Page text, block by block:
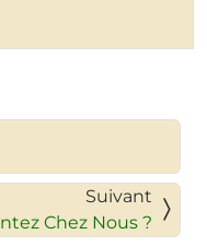
Suivant
Chez Nous ?